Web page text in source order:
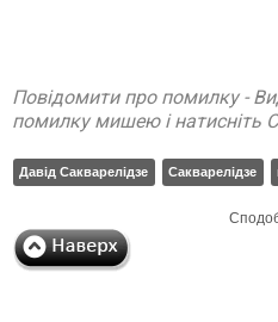
Повідомити про помилку -
помилку мишею і натисніть
Давід Сакварелідзе Сакварелідзе